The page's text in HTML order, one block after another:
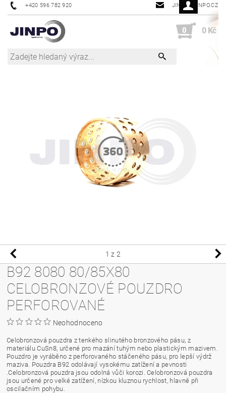
+420 596 782 920 JINPO@JINPO.CZ
0 0 Kč
1 z 2
B92 8080 80/85X80
CELOBRONZOVÉ POUZDRO
PERFOROVANÉ
Neohodnoceno
Celobronzová pouzdra z tenkého slinutého bronzového pásu, z
materiálu CuSn8, určené pro mazání tuhým nebo plastickým mazivem.
Pouzdro je vyráběno z perforovaného stáčeného pásu, pro lepší výdrž
maziva. Pouzdra B92 odolávají vysokému zatížení a pevnosti
.Celobronzová pouzdra jsou odolná vůči korozi. Celobronzová pouzdra
jsou určené pro velké zatížení, nízkou kluznou rychlost, hlavně při
oscilačním pohybu.